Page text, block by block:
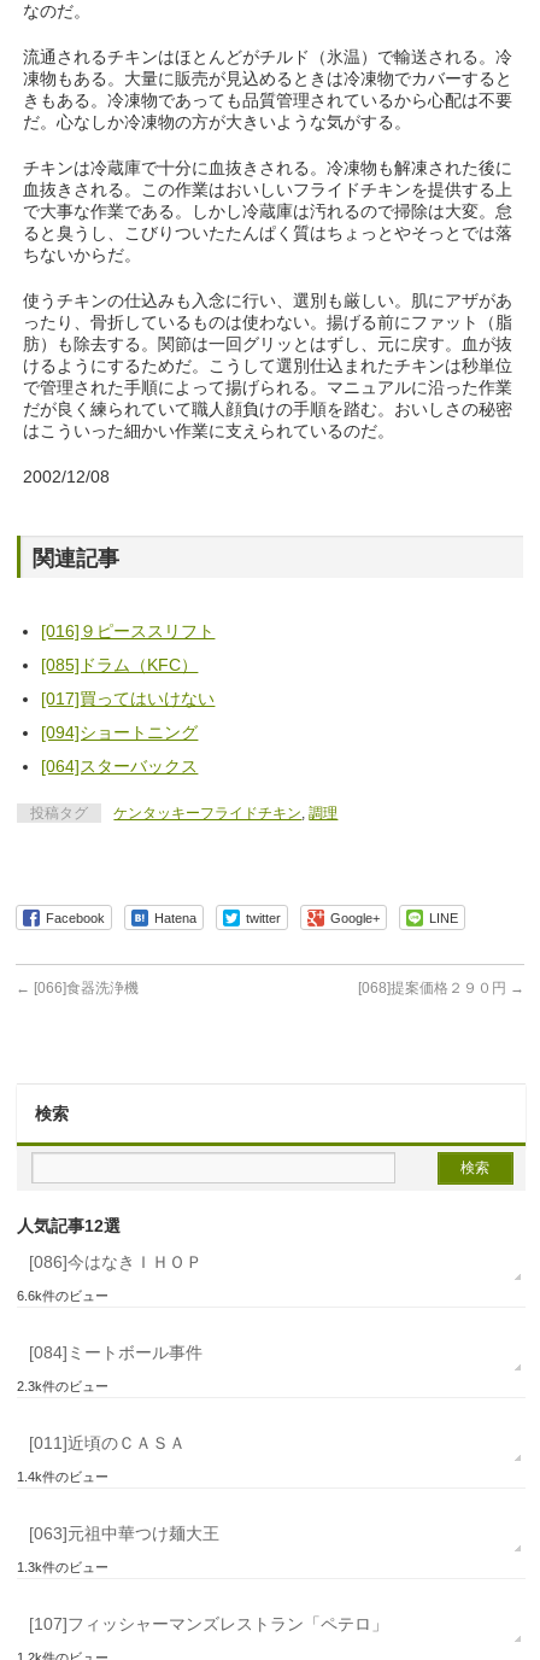
なのだ。
流通されるチキンはほとんどがチルド（氷温）で輸送される。冷
凍物もある。大量に販売が見込めるときは冷凍物でカバーすると
きもある。冷凍物であっても品質管理されているから心配は不要
だ。心なしか冷凍物の方が大きいような気がする。
チキンは冷蔵庫で十分に血抜きされる。冷凍物も解凍された後に
血抜きされる。この作業はおいしいフライドチキンを提供する上
で大事な作業である。しかし冷蔵庫は汚れるので掃除は大変。怠
ると臭うし、こびりついたたんぱく質はちょっとやそっとでは落
ちないからだ。
使うチキンの仕込みも入念に行い、選別も厳しい。肌にアザがあ
ったり、骨折しているものは使わない。揚げる前にファット（脂
肪）も除去する。関節は一回グリッとはずし、元に戻す。血が抜
けるようにするためだ。こうして選別仕込まれたチキンは秒単位
で管理された手順によって揚げられる。マニュアルに沿った作業
だが良く練られていて職人顔負けの手順を踏む。おいしさの秘密
はこういった細かい作業に支えられているのだ。
2002/12/08
関連記事
[016]９ピーススリフト
[085]ドラム（KFC）
[017]買ってはいけない
[094]ショートニング
[064]スターバックス
投稿タグ ケンタッキーフライドチキン,調理
Facebook Hatena twitter Google+ LINE
← [066]食器洗浄機 [068]提案価格２９０円 →
検索
人気記事12選
[086]今はなきＩＨＯＰ
6.6k件のビュー
[084]ミートボール事件
2.3k件のビュー
[011]近頃のＣＡＳＡ
1.4k件のビュー
[063]元祖中華つけ麺大王
1.3k件のビュー
[107]フィッシャーマンズレストラン「ペテロ」